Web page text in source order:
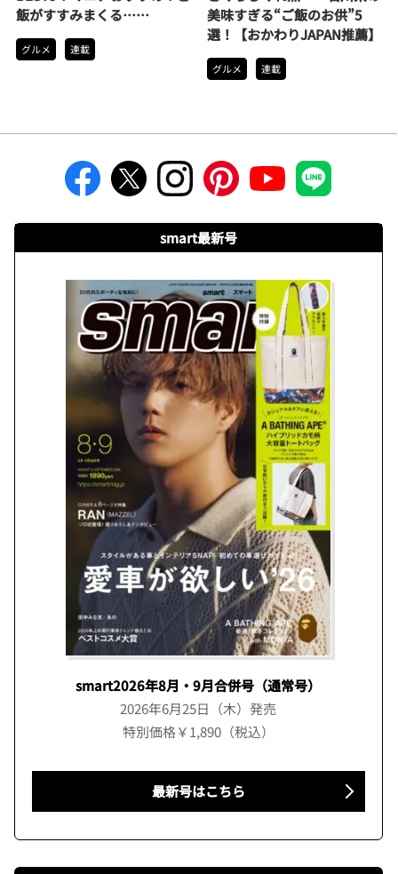
飯がすすみまくる……
グルメ 連載
美味すぎる“ご飯のお供”5
選！【おかわりJAPAN推薦】
グルメ 連載
smart最新号
smart2026年8月・9月合併号（通常号）
2026年6月25日（木）発売
特別価格￥1,890（税込）
最新号はこちら